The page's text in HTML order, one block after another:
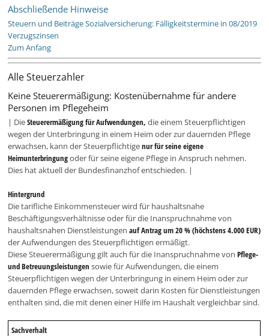
Abschließende Hinweise
Steuern und Beiträge Sozialversicherung: Fälligkeitstermine in 08/2019
Verzugszinsen
Zum Anfang
Alle Steuerzahler
Keine Steuerermäßigung: Kostenübernahme für andere
Personen im Pflegeheim
| DieSteuerermäßigung für Aufwendungen, die einem Steuerpflichtigen
wegen der Unterbringung in einem Heim oder zur dauernden Pflege
erwachsen, kann der Steuerpflichtigenur für seine eigene
Heimunterbringungoder für seine eigene Pflege in Anspruch nehmen.
Dies hat aktuell der Bundesfinanzhof entschieden. |
Hintergrund
Die tarifliche Einkommensteuer wird für haushaltsnahe
Beschäftigungsverhältnisse oder für die Inanspruchnahme von
haushaltsnahen Dienstleistungenauf Antrag um 20 % (höchstens 4.000 EUR)
der Aufwendungen des Steuerpflichtigen ermäßigt.
Diese Steuerermäßigung gilt auch für die Inanspruchnahme vonPflege-
und Betreuungsleistungen sowie für Aufwendungen, die einem
Steuerpflichtigen wegen der Unterbringung in einem Heim oder zur
dauernden Pflege erwachsen, soweit darin Kosten für Dienstleistungen
enthalten sind, die mit denen einer Hilfe im Haushalt vergleichbar sind.
Sachverhalt